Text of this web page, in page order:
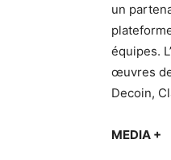
un
équipes.
œuvres
Decoin,
MEDIA +